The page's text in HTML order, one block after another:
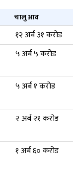
चालु आव
१२ अर्ब ३१ करोड
५ अर्ब ५ करोड
५ अर्ब १ करोड
२ अर्ब २१ करोड
१ अर्ब ६० करोड